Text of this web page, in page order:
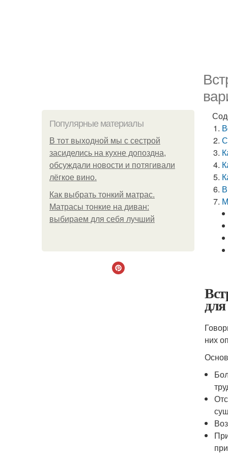
Популярные материалы
В тот выходной мы с сестрой
засиделись на кухне допоздна,
обсуждали новости и потягивали
лёгкое вино.
Как выбрать тонкий матрас.
Матрасы тонкие на диван:
выбираем для себя лучший
них